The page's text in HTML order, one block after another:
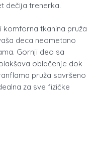
dečija trenerka.
komforna tkanina pruža
deca neometano
Gornji deo sa
oblačenje dok
pruža savršeno
za sve fizičke